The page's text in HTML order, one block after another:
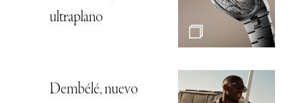
ultraplano
Dembélé, nuevo